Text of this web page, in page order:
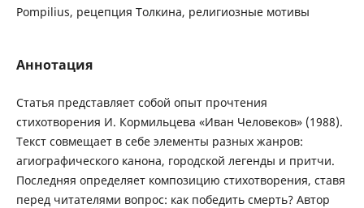
Pompilius, рецепция Толкина, религиозные мотивы
Аннотация
Статья представляет собой опыт прочтения
стихотворения И. Кормильцева «Иван Человеков» (1988).
Текст совмещает в себе элементы разных жанров:
агиографического канона, городской легенды и притчи.
Последняя определяет композицию стихотворения, ставя
перед читателями вопрос: как победить смерть? Автор